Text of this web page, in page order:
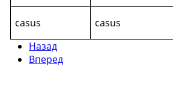
casus casus
Назад
Вперед